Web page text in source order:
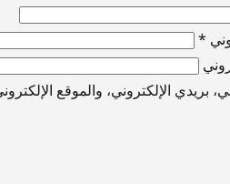
*
بريدي الإلكتروني، والموقع